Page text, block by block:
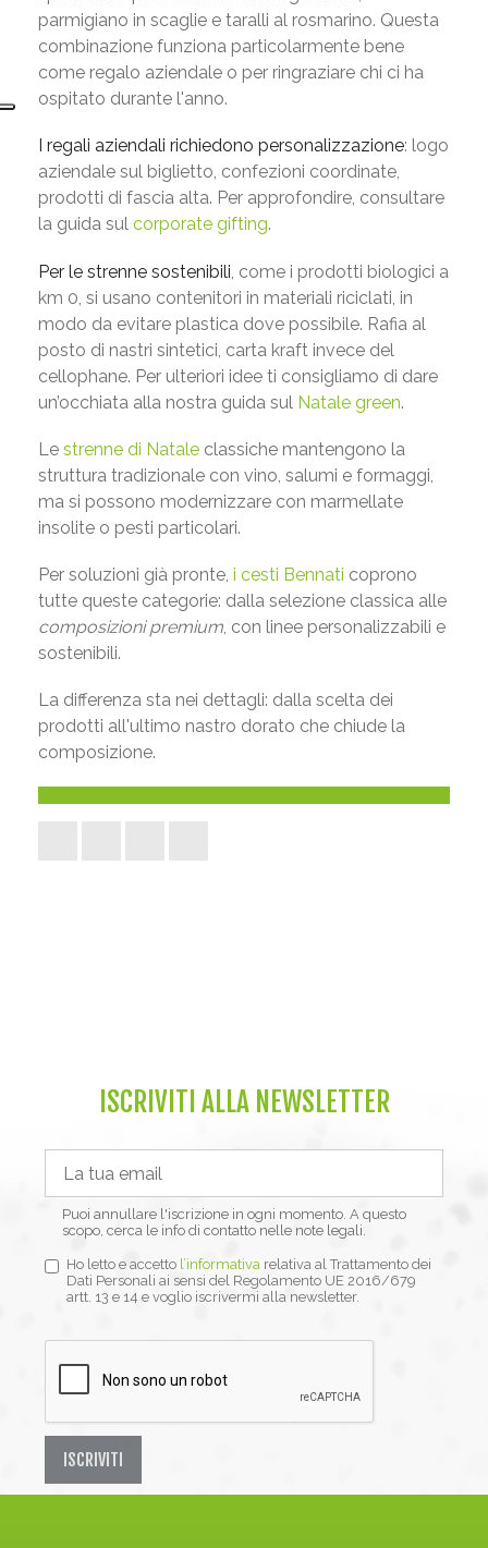
parmigiano in scaglie e taralli al rosmarino. Questa
combinazione funziona particolarmente bene
come regalo aziendale o per ringraziare chi ci ha
ospitato durante l'anno.
I regali aziendali richiedono personalizzazione: logo
aziendale sul biglietto, confezioni coordinate,
prodotti di fascia alta. Per approfondire, consultare
la guida sul corporate gifting.
Per le strenne sostenibili , come i prodotti biologici a
km 0, si usano contenitori in materiali riciclati, in
modo da evitare plastica dove possibile. Rafia al
posto di nastri sintetici, carta kraft invece del
cellophane. Per ulteriori idee ti consigliamo di dare
un’occhiata alla nostra guida sul Natale green.
Le strenne di Natale classiche mantengono la
struttura tradizionale con vino, salumi e formaggi,
ma si possono modernizzare con marmellate
insolite o pesti particolari.
Per soluzioni già pronte, i cesti Bennati coprono
tutte queste categorie: dalla selezione classica alle
composizioni premium, con linee personalizzabili e
sostenibili.
La differenza sta nei dettagli: dalla scelta dei
prodotti all'ultimo nastro dorato che chiude la
composizione.
ISCRIVITI ALLA NEWSLETTER
Puoi annullare l'iscrizione in ogni momento. A questo
scopo, cerca le info di contatto nelle note legali.
Ho letto e accetto l’informativa relativa al Trattamento dei
Dati Personali ai sensi del Regolamento UE 2016/679
artt. 13 e 14 e voglio iscrivermi alla newsletter.
ISCRIVITI